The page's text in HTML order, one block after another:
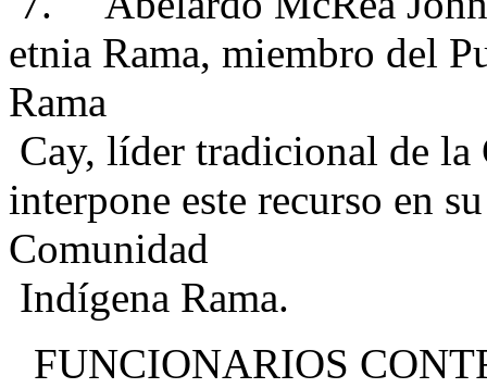
etnia Rama, miembro del
Rama
Cay, líder tradicional de
interpone este recurso en
Comunidad
Indígena Rama.
FUNCIONARIOS